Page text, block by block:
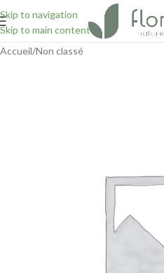
Skip to navigation
Skip to main content
Accueil/Non classé